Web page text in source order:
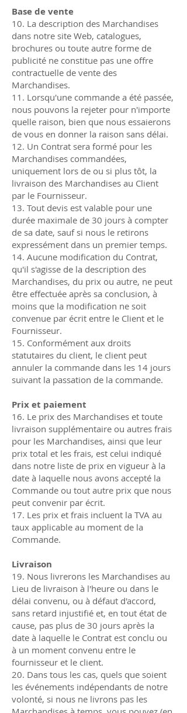
Base de vente
10. La description des Marchandises
dans notre site Web, catalogues,
brochures ou toute autre forme de
publicité ne constitue pas une offre
contractuelle de vente des
Marchandises.
11. Lorsqu'une commande a été passée,
nous pouvons la rejeter pour n'importe
quelle raison, bien que nous essaierons
de vous en donner la raison sans délai.
12. Un Contrat sera formé pour les
Marchandises commandées,
uniquement lors de ou si plus tôt, la
livraison des Marchandises au Client
par le Fournisseur.
13. Tout devis est valable pour une
durée maximale de 30 jours à compter
de sa date, sauf si nous le retirons
expressément dans un premier temps.
14. Aucune modification du Contrat,
qu'il s'agisse de la description des
Marchandises, du prix ou autre, ne peut
être effectuée après sa conclusion, à
moins que la modification ne soit
convenue par écrit entre le Client et le
Fournisseur.
15. Conformément aux droits
statutaires du client, le client peut
annuler la commande dans les 14 jours
suivant la passation de la commande.
Prix et paiement
16. Le prix des Marchandises et toute
livraison supplémentaire ou autres frais
pour les Marchandises, ainsi que leur
prix total et les frais, est celui indiqué
dans notre liste de prix en vigueur à la
date à laquelle nous avons accepté la
Commande ou tout autre prix que nous
peut convenir par écrit.
17. Les prix et frais incluent la TVA au
taux applicable au moment de la
Commande.
Livraison
19. Nous livrerons les Marchandises au
Lieu de livraison à l'heure ou dans le
délai convenu, ou à défaut d'accord,
sans retard injustifié et, en tout état de
cause, pas plus de 30 jours après la
date à laquelle le Contrat est conclu ou
à un moment convenu entre le
fournisseur et le client.
20. Dans tous les cas, quels que soient
les événements indépendants de notre
volonté, si nous ne livrons pas les